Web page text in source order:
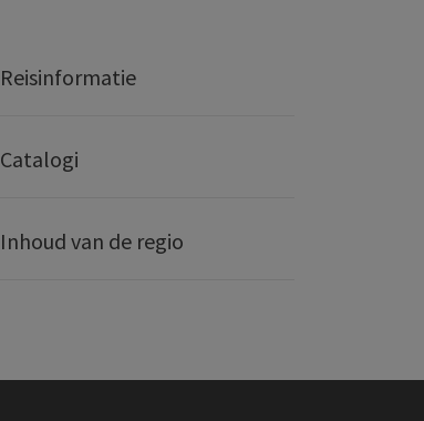
Reisinformatie
Catalogi
Inhoud van de regio